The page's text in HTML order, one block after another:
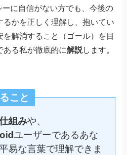
に自信がない方でも、今後の
るかを正しく理解し、抱いてい
を解消すること（ゴール）を目
ある私が徹底的に解説します。
こと
組みや、
ユーザーであるあな
易な言葉で理解できま